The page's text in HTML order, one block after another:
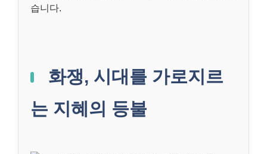
습니다.
화쟁, 시대를 가로지르
는 지혜의 등불